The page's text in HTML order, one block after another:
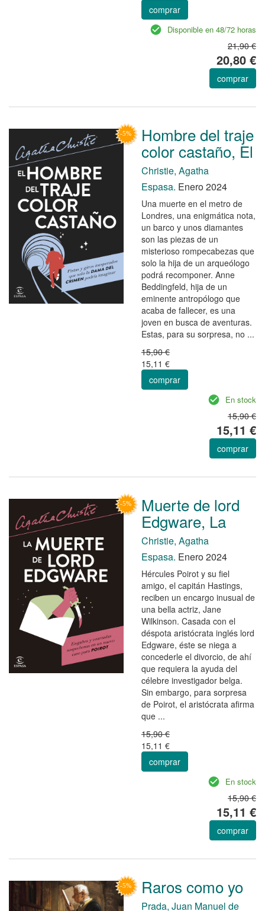
comprar
Disponible en 48/72 horas
21,90 €
20,80 €
comprar
Hombre del traje
color castaño, El
Christie, Agatha
Espasa. Enero 2024
Una muerte en el metro de
Londres, una enigmática nota,
un barco y unos diamantes
son las piezas de un
misterioso rompecabezas que
solo la hija de un arqueólogo
podrá recomponer. Anne
Beddingfeld, hija de un
eminente antropólogo que
acaba de fallecer, es una
joven en busca de aventuras.
Estas, para su sorpresa, no ...
15,90 €
15,11 €
comprar
En stock
15,90 €
15,11 €
comprar
Muerte de lord
Edgware, La
Christie, Agatha
Espasa. Enero 2024
Hércules Poirot y su fiel
amigo, el capitán Hastings,
reciben un encargo inusual de
una bella actriz, Jane
Wilkinson. Casada con el
déspota aristócrata inglés lord
Edgware, éste se niega a
concederle el divorcio, de ahí
que requiera la ayuda del
célebre investigador belga.
Sin embargo, para sorpresa
de Poirot, el aristócrata afirma
que ...
15,90 €
15,11 €
comprar
En stock
15,90 €
15,11 €
comprar
Raros como yo
Prada, Juan Manuel de